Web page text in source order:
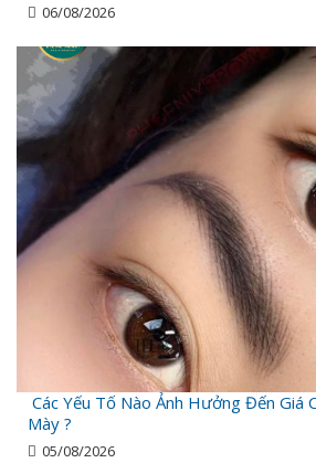
06/08/2026
Các Yếu Tố Nào Ảnh Hưởng Đến Giá
Mày ?
05/08/2026